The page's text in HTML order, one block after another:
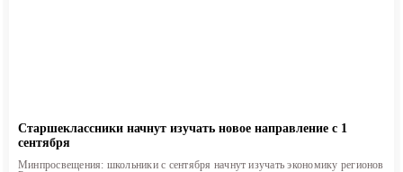
Старшеклассники начнут изучать новое направление с 1
сентября
Минпросвещения: школьники с сентября начнут изучать экономику регионов